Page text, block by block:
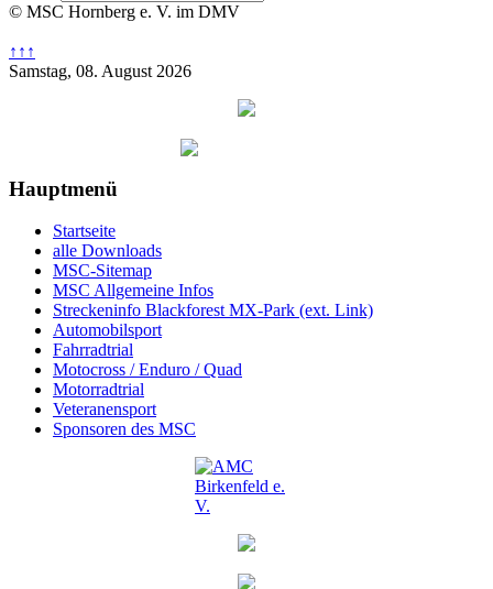
© MSC Hornberg e. V. im DMV
↑↑↑
Samstag, 08. August 2026
Hauptmenü
Startseite
alle Downloads
MSC-Sitemap
MSC Allgemeine Infos
Streckeninfo Blackforest MX-Park (ext. Link)
Automobilsport
Fahrradtrial
Motocross / Enduro / Quad
Motorradtrial
Veteranensport
Sponsoren des MSC